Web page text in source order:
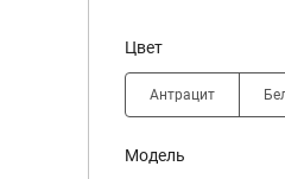
Цвет
Антрацит
Модель